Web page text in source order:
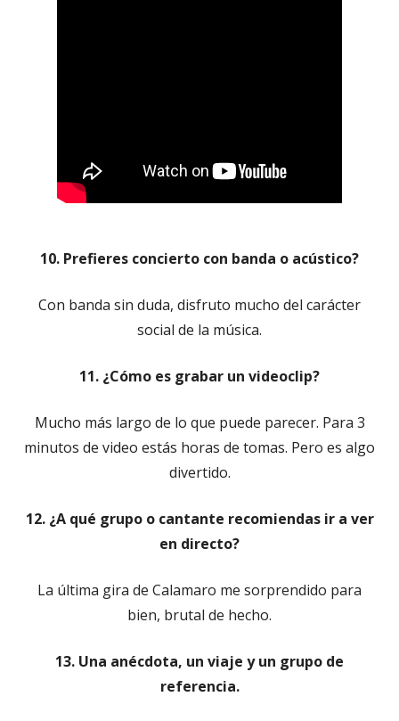
10. Prefieres concierto con banda o acústico?
Con banda sin duda, disfruto mucho del carácter
social de la música.
11. ¿Cómo es grabar un videoclip?
Mucho más largo de lo que puede parecer. Para 3
minutos de video estás horas de tomas. Pero es algo
divertido.
12. ¿A qué grupo o cantante recomiendas ir a ver
en directo?
La última gira de Calamaro me sorprendido para
bien, brutal de hecho.
13. Una anécdota, un viaje y un grupo de
referencia.